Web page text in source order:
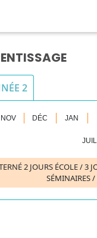
2
NOV DÉC JAN
JUIL
2 JOURS ÉCOLE / 3
SÉMINAIRES